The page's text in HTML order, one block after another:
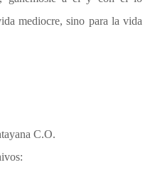
mediocre, sino para la vida
C.O.